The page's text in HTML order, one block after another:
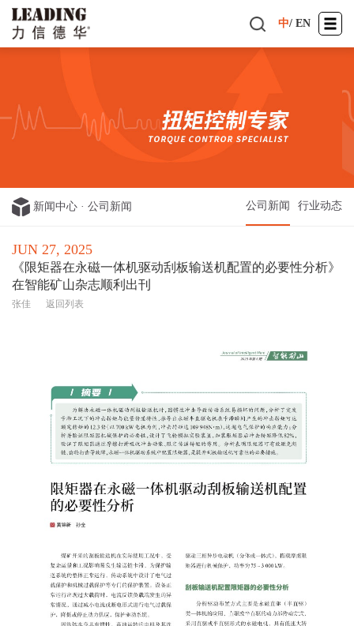
中/ EN
新闻中心 · 公司新闻 公司新闻 行业动态
JUN 27, 2025
《限矩器在永磁一体机驱动刮板输送机配置的必要性分析》
在智能矿山杂志顺利出刊
张佳 返回列表